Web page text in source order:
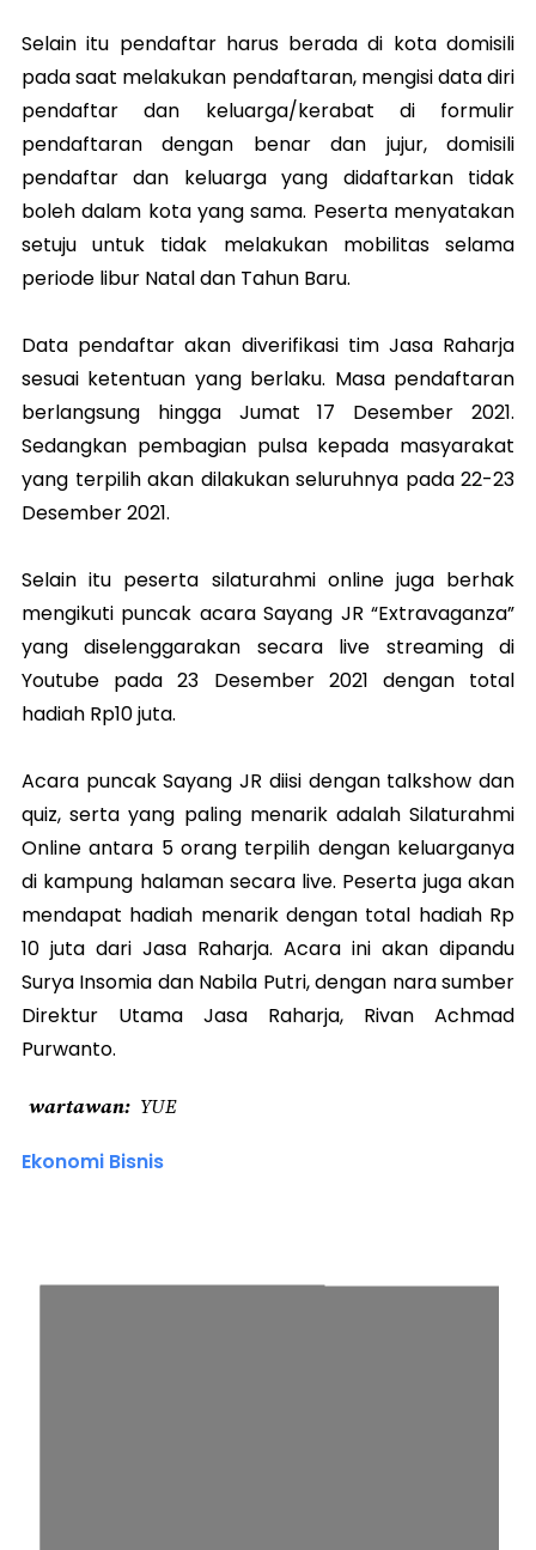
Selain itu pendaftar harus berada di kota domisili
pada saat melakukan pendaftaran, mengisi data diri
pendaftar dan keluarga/kerabat di formulir
pendaftaran dengan benar dan jujur, domisili
pendaftar dan keluarga yang didaftarkan tidak
boleh dalam kota yang sama. Peserta menyatakan
setuju untuk tidak melakukan mobilitas selama
periode libur Natal dan Tahun Baru.
Data pendaftar akan diverifikasi tim Jasa Raharja
sesuai ketentuan yang berlaku. Masa pendaftaran
berlangsung hingga Jumat 17 Desember 2021.
Sedangkan pembagian pulsa kepada masyarakat
yang terpilih akan dilakukan seluruhnya pada 22-23
Desember 2021.
Selain itu peserta silaturahmi online juga berhak
mengikuti puncak acara Sayang JR “Extravaganza”
yang diselenggarakan secara live streaming di
Youtube pada 23 Desember 2021 dengan total
hadiah Rp10 juta.
Acara puncak Sayang JR diisi dengan talkshow dan
quiz, serta yang paling menarik adalah Silaturahmi
Online antara 5 orang terpilih dengan keluarganya
di kampung halaman secara live. Peserta juga akan
mendapat hadiah menarik dengan total hadiah Rp
10 juta dari Jasa Raharja. Acara ini akan dipandu
Surya Insomia dan Nabila Putri, dengan nara sumber
Direktur Utama Jasa Raharja, Rivan Achmad
Purwanto.
wartawan YUE
Ekonomi Bisnis